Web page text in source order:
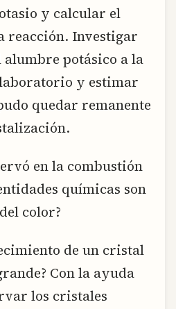
y calcular el
reacción. Investigar
potásico a la
y estimar
quedar remanente
en la combustión
químicas son
color?
de un cristal
Con la ayuda
los cristales